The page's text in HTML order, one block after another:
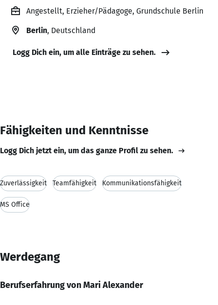
Angestellt, Erzieher/Pädagoge, Grundschule Berlin
Berlin, Deutschland
Logg Dich ein, um alle Einträge zu sehen.
Fähigkeiten und Kenntnisse
Logg Dich jetzt ein, um das ganze Profil zu sehen.
Zuverlässigkeit Teamfähigkeit Kommunikationsfähigkeit
MS Office
Werdegang
Berufserfahrung von Mari Alexander